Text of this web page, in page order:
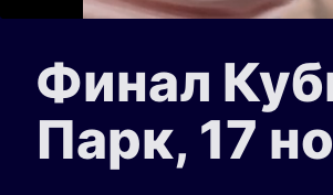
Финал
Парк, 17